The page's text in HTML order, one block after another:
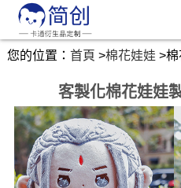
您的位置： 首頁 >棉花娃娃 >棉
客製化棉花娃娃